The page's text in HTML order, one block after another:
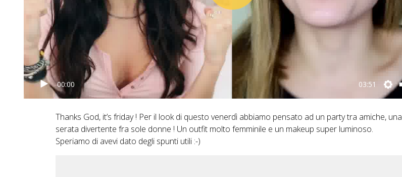
00:00 03:51
Thanks God, it’s friday ! Per il look di questo venerdì abbiamo pensato ad un party tra amiche, una
serata divertente fra sole donne ! Un outfit molto femminile e un makeup super luminoso.
Speriamo di avevi dato degli spunti utili :-)